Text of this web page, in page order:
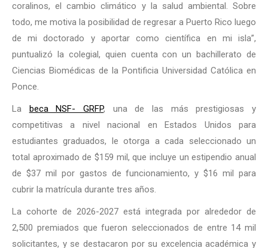
coralinos, el cambio climático y la salud ambiental. Sobre
todo, me motiva la posibilidad de regresar a Puerto Rico luego
de mi doctorado y aportar como científica en mi isla”,
puntualizó la colegial, quien cuenta con un bachillerato de
Ciencias Biomédicas de la Pontificia Universidad Católica en
Ponce.
La beca NSF- GRFP, una de las más prestigiosas y
competitivas a nivel nacional en Estados Unidos para
estudiantes graduados, le otorga a cada seleccionado un
total aproximado de $159 mil, que incluye un estipendio anual
de $37 mil por gastos de funcionamiento, y $16 mil para
cubrir la matrícula durante tres años.
La cohorte de 2026-2027 está integrada por alrededor de
2,500 premiados que fueron seleccionados de entre 14 mil
solicitantes, y se destacaron por su excelencia académica y